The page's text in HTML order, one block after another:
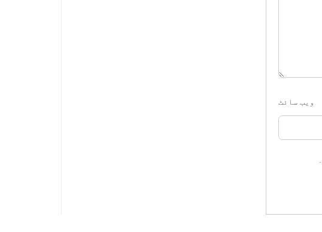
ویب‌ سائٹ